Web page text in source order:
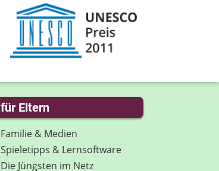
für Eltern
Familie & Medien
Spieletipps & Lernsoftware
Die Jüngsten im Netz